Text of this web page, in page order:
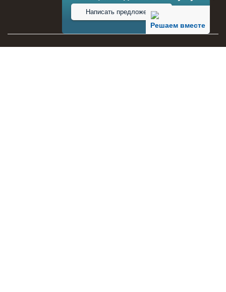
Решаем вместе
Написать предложение